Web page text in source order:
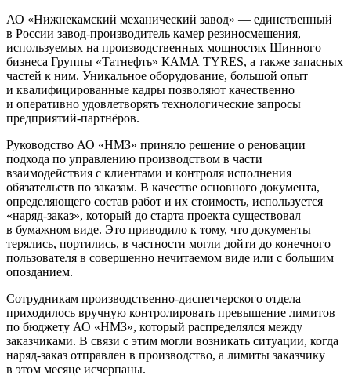
АО «Нижнекамский механический завод» — единственный
в России завод-производитель камер резиносмешения,
используемых на производственных мощностях Шинного
бизнеса Группы «Татнефть» КАМА TYRES, а также запасных
частей к ним. Уникальное оборудование, большой опыт
и квалифицированные кадры позволяют качественно
и оперативно удовлетворять технологические запросы
предприятий-партнёров.
Руководство АО «НМЗ» приняло решение о реновации
подхода по управлению производством в части
взаимодействия с клиентами и контроля исполнения
обязательств по заказам. В качестве основного документа,
определяющего состав работ и их стоимость, используется
«наряд-заказ», который до старта проекта существовал
в бумажном виде. Это приводило к тому, что документы
терялись, портились, в частности могли дойти до конечного
пользователя в совершенно нечитаемом виде или с большим
опозданием.
Сотрудникам производственно-диспетчерского отдела
приходилось вручную контролировать превышение лимитов
по бюджету АО «НМЗ», который распределялся между
заказчиками. В связи с этим могли возникать ситуации, когда
наряд-заказ отправлен в производство, а лимиты заказчику
в этом месяце исчерпаны.